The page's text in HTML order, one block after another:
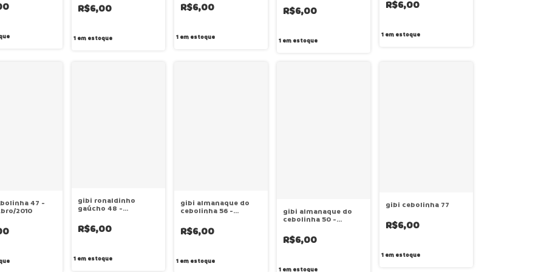
R$6,00
1em estoque
R$6,00
1em estoque
R$6,00
1em estoque
R$6,00
1em estoque
47 -
2010
gibi ronaldinho
gaúcho 48 -
R$6,00
1em estoque
gibi almanaque do
cebolinha 56 -
R$6,00
1em estoque
gibi almanaque do
cebolinha 50 -
R$6,00
1em estoque
gibi cebolinha 77
R$6,00
1em estoque